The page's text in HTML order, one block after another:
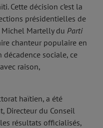
Cette décision c’est la
présidentielles de
Martelly du Parti
chanteur populaire en
sociale, ce
raison,
haïtien, a été
Directeur du Conseil
résultats officialisés,